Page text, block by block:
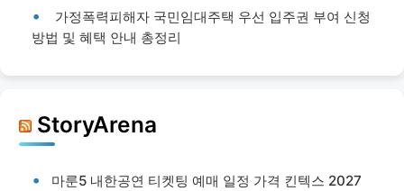
가정폭력피해자 국민임대주택 우선 입주권 부여 신청
방법 및 혜택 안내 총정리
StoryArena
마룬5 내한공연 티켓팅 예매 일정 가격 킨텍스 2027